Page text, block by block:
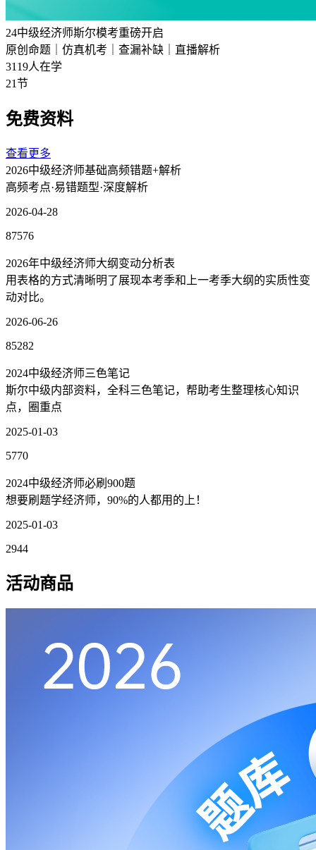
24中级经济师斯尔模考重磅开启
原创命题｜仿真机考｜查漏补缺｜直播解析
3119人在学
21节
免费资料
查看更多
2026中级经济师基础高频错题+解析
高频考点·易错题型·深度解析
2026-04-28
87576
2026年中级经济师大纲变动分析表
用表格的方式清晰明了展现本考季和上一考季大纲的实质性变
动对比。
2026-06-26
85282
2024中级经济师三色笔记
斯尔中级内部资料，全科三色笔记，帮助考生整理核心知识
点，圈重点
2025-01-03
5770
2024中级经济师必刷900题
想要刷题学经济师，90%的人都用的上！
2025-01-03
2944
活动商品